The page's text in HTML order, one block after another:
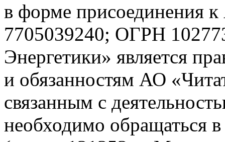
в форме
7705039240; ОГРН
Энергетики» является
и обязанностям АО
связанным с
необходимо